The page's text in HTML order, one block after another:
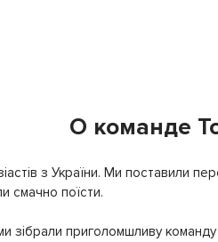
О команде
з України. Ми поставили
смачно поїсти.
зібрали приголомшливу